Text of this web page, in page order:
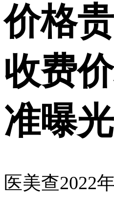
价格
收费
准曝光
医美查2022